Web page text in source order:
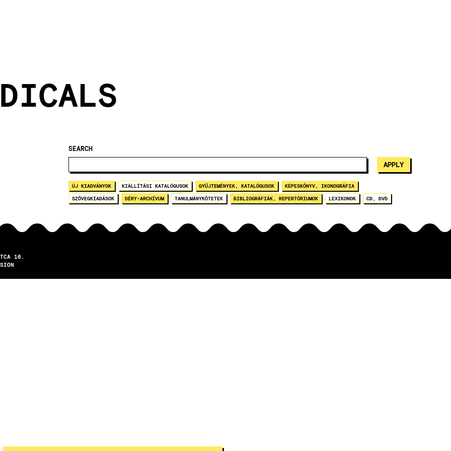
SEARCH
ÚJ KIADVÁNYOK KIÁLLÍTÁSI KATALÓGUSOK GYŰJTEMÉNYEK, KATALÓGUSOK KÉPESKÖNYV, IKONOGRÁFIA
SZÖVEGKIADÁSOK DÉRY-ARCHÍVUM TANULMÁNYKÖTETEK BIBLIOGRÁFIÁK, REPERTÓRIUMOK LEXIKONOK CD, DVD
16.